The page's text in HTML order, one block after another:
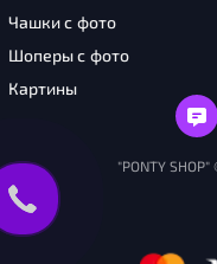
Чашки с фото
Шоперы с фото
Картины
"PONTY